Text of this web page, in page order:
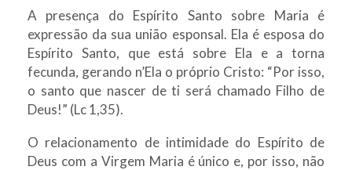
A presença do Espírito Santo sobre Maria é
expressão da sua união esponsal. Ela é esposa do
Espírito Santo, que está sobre Ela e a torna
fecunda, gerando n’Ela o próprio Cristo: “Por isso,
o santo que nascer de ti será chamado Filho de
Deus!” (Lc 1,35).
O relacionamento de intimidade do Espírito de
Deus com a Virgem Maria é único e, por isso, não